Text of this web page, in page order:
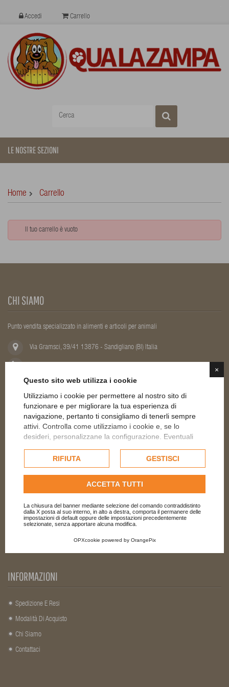
×
Questo sito web utilizza i cookie
Utilizziamo i cookie per permettere al nostro sito di
funzionare e per migliorare la tua esperienza di
navigazione, pertanto ti consigliamo di tenerli sempre
attivi. Controlla come utilizziamo i cookie e, se lo
desideri, personalizzane la configurazione. Eventuali
esclusivamente previa acquisizione del consenso
dell'utente.
Consulta l'informativa cookie completa.
RIFIUTA GESTISCI
ACCETTA TUTTI
La chiusura del banner mediante selezione del comando contraddistinto
dalla X posta al suo interno, in alto a destra, comporta il permanere delle
impostazioni di default oppure delle impostazioni precedentemente
selezionate, senza apportare alcuna modifica.
OPXcookie powered by OrangePix
Accedi Carrello
LE NOSTRE SEZIONI
Home Carrello
Il tuo carrello è vuoto
CHI SIAMO
Punto vendita specializzato in alimenti e articoli per animali
Via Gramsci, 39/41 13876 - Sandigliano (BI) Italia
Email:ordini@qualazampapetshop.it
IL MIO ACCOUNT
Il Mio Account
Indirizzi
INFORMAZIONI
Spedizione E Resi
Modalità Di Acquisto
Chi Siamo
Contattaci